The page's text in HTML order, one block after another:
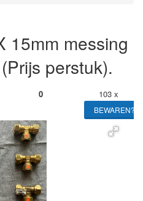
15mm messing
perstuk).
0 103 x
BEWAREN?